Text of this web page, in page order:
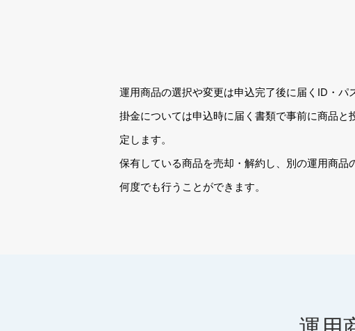
運用商品の選択や変更は申込完了後に届くID・パ
掛金については申込時に届く書類で事前に商品
定します。
保有している商品を売却・解約し、別の運用商
何度でも行うことができます。